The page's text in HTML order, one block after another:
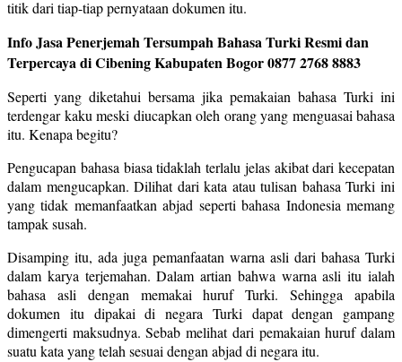
titik dari tiap-tiap pernyataan dokumen itu.
Info Jasa Penerjemah Tersumpah Bahasa Turki Resmi dan
Terpercaya di Cibening Kabupaten Bogor 0877 2768 8883
Seperti yang diketahui bersama jika pemakaian bahasa Turki ini
terdengar kaku meski diucapkan oleh orang yang menguasai bahasa
itu. Kenapa begitu?
Pengucapan bahasa biasa tidaklah terlalu jelas akibat dari kecepatan
dalam mengucapkan. Dilihat dari kata atau tulisan bahasa Turki ini
yang tidak memanfaatkan abjad seperti bahasa Indonesia memang
tampak susah.
Disamping itu, ada juga pemanfaatan warna asli dari bahasa Turki
dalam karya terjemahan. Dalam artian bahwa warna asli itu ialah
bahasa asli dengan memakai huruf Turki. Sehingga apabila
dokumen itu dipakai di negara Turki dapat dengan gampang
dimengerti maksudnya. Sebab melihat dari pemakaian huruf dalam
suatu kata yang telah sesuai dengan abjad di negara itu.